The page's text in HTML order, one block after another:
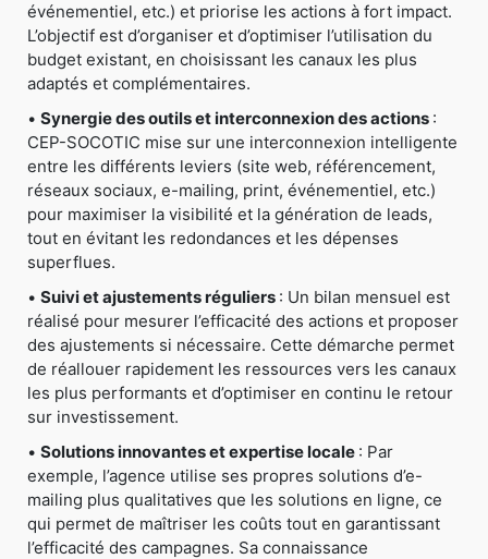
événementiel, etc.) et priorise les actions à fort impact.
L’objectif est d’organiser et d’optimiser l’utilisation du
budget existant, en choisissant les canaux les plus
adaptés et complémentaires.
• Synergie des outils et interconnexion des actions :
CEP-SOCOTIC mise sur une interconnexion intelligente
entre les différents leviers (site web, référencement,
réseaux sociaux, e-mailing, print, événementiel, etc.)
pour maximiser la visibilité et la génération de leads,
tout en évitant les redondances et les dépenses
superflues.
• Suivi et ajustements réguliers : Un bilan mensuel est
réalisé pour mesurer l’efficacité des actions et proposer
des ajustements si nécessaire. Cette démarche permet
de réallouer rapidement les ressources vers les canaux
les plus performants et d’optimiser en continu le retour
sur investissement.
• Solutions innovantes et expertise locale : Par
exemple, l’agence utilise ses propres solutions d’e-
mailing plus qualitatives que les solutions en ligne, ce
qui permet de maîtriser les coûts tout en garantissant
l’efficacité des campagnes. Sa connaissance